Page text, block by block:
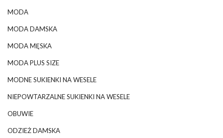
MODA
MODA DAMSKA
MODA MĘSKA
MODA PLUS SIZE
MODNE SUKIENKI NA WESELE
NIEPOWTARZALNE SUKIENKI NA WESELE
OBUWIE
ODZIEŻ DAMSKA